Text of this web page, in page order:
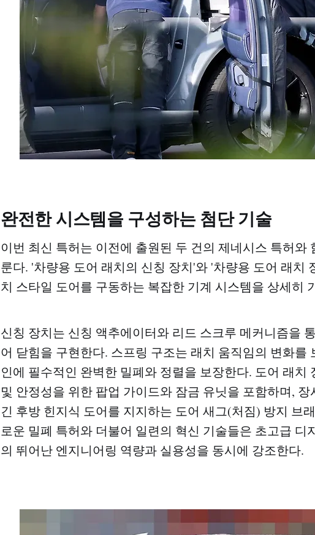
완전한 시스템을 구성하는 첨단 기술
이번 최신 특허는 이전에 출원된 두 건의 제네시스 특허와
룬다. '차량용 도어 래치의 신칭 장치'와 '차량용 도어 래치
치 스타일 도어를 구동하는 복잡한 기계 시스템을 상세히
신칭 장치는 신칭 액추에이터와 리드 스크루 메커니즘을
어 닫힘을 구현한다. 스프링 구조는 래치 움직임의 변화를
인에 필수적인 완벽한 밀폐와 정렬을 보장한다. 도어 래치
및 안정성을 위한 팝업 가이드와 잠금 유닛을 포함하며,
긴 후방 힌지식 도어를 지지하는 도어 새그(처짐) 방지 브
로운 밀폐 특허와 더불어 일련의 혁신 기술들은 초고급 디
의 뛰어난 엔지니어링 역량과 실용성을 동시에 강조한다.